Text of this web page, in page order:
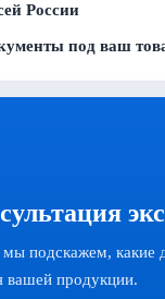
России
под ваш
мы подскажем, какие
продукции.